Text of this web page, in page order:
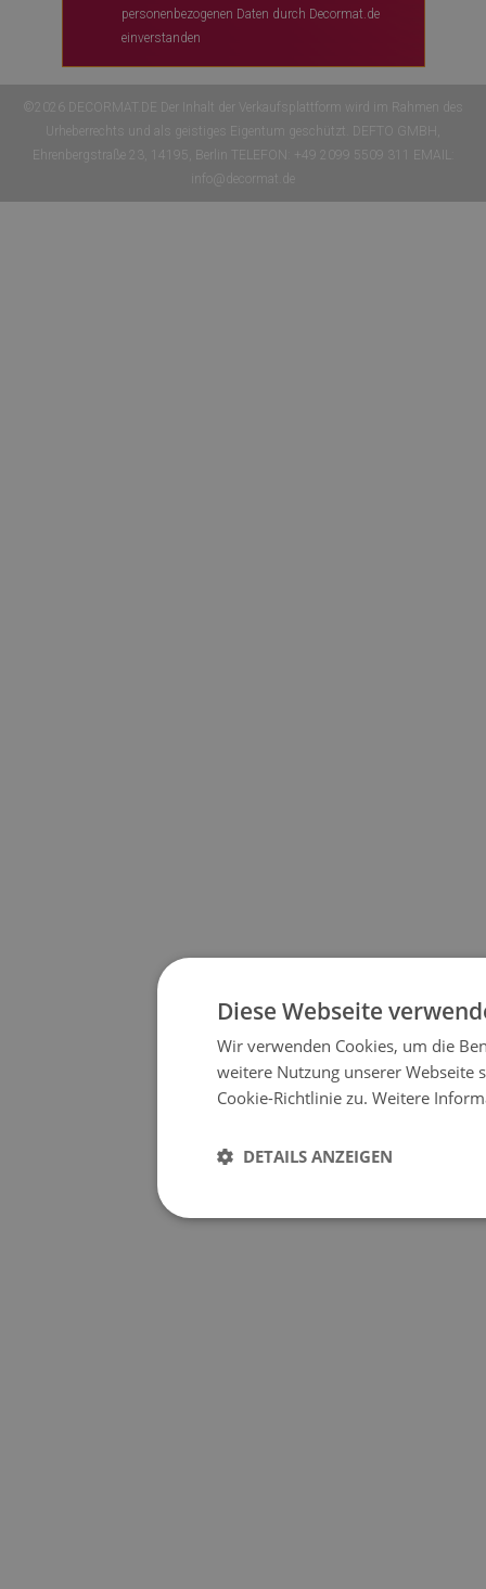
personenbezogenen Daten durch Decormat.de
einverstanden
©2026 DECORMAT.DE Der Inhalt der Verkaufsplattform wird im Rahmen des
Urheberrechts und als geistiges Eigentum geschützt. DEFTO GMBH,
Ehrenbergstraße 23, 14195, Berlin TELEFON: +49 2099 5509 311 EMAIL:
info@decormat.de
Diese Webseite
Wir verwenden Cookies, um die
weitere Nutzung unserer Webseite
Cookie-Richtlinie zu. Weitere
DETAILS ANZEIGEN